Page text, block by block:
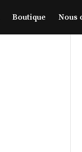
Boutique Nous